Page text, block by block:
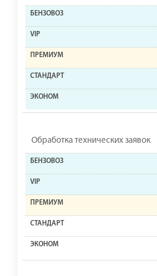
Обработка технических заявок